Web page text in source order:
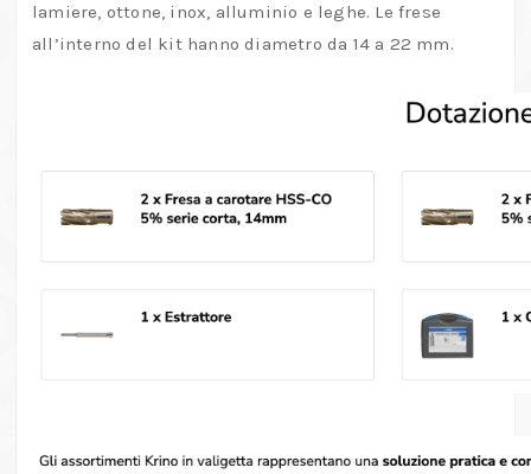
lamiere, ottone, inox, alluminio e leghe. Le frese
all’interno del kit hanno diametro da 14 a 22 mm.